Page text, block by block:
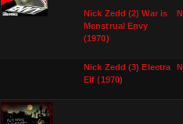
Nick Zedd (2) War is
Menstrual Envy
(1970)
Nick Zedd (3) Electra
Elf (1970)